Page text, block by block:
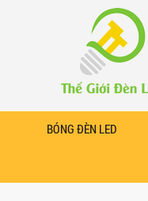
BÓNG ĐÈN LED